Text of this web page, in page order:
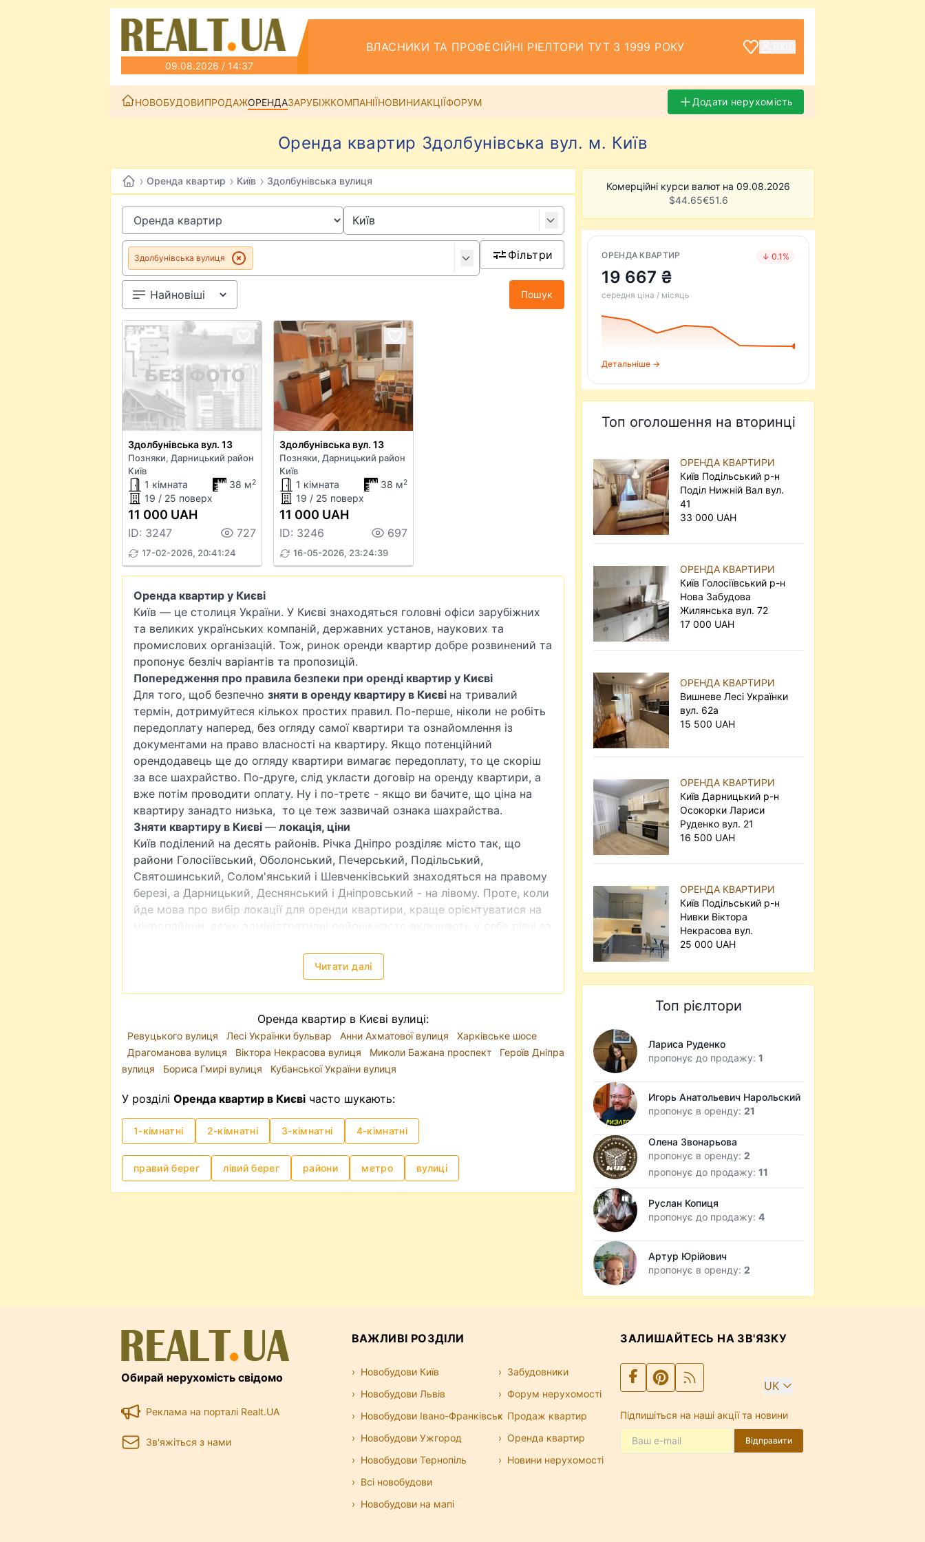
09.08.2026 / 14:37
ВЛАСНИКИ ТА ПРОФЕСІЙНІ РІЕЛТОРИ ТУТ З 1999 РОКУ
НОВОБУДОВИПРОДАЖОРЕНДАЗАРУБІЖКОМПАНІЇНОВИНИАКЦІЇФОРУМ Додати нерухомість
Оренда квартир Здолбунівська вул. м. Київ
› Оренда квартир › Київ › Здолбунівська вулиця
Здолбунівська вулиця Фільтри
Пошук
Здолбунівська вул. 13
Позняки, Дарницький район
Київ
1 кімната 38 м2
19 / 25 поверх
11 000 UAH
ID: 3247 727
17-02-2026, 20:41:24
Здолбунівська вул. 13
Позняки, Дарницький район
Київ
1 кімната 38 м2
19 / 25 поверх
11 000 UAH
ID: 3246 697
16-05-2026, 23:24:39
Оренда квартир у Києві
Київ — це столиця України. У Києві знаходяться головні офіси зарубіжних
та великих українських компаній, державних установ, наукових та
промислових організацій. Тож, ринок оренди квартир добре розвинений та
пропонує безліч варіантів та пропозицій.
Попередження про правила безпеки при оренді квартир у Києві
Для того, щоб безпечно зняти в оренду квартиру в Києві на тривалий
термін, дотримуйтеся кількох простих правил. По-перше, ніколи не робіть
передоплату наперед, без огляду самої квартири та ознайомлення із
документами на право власності на квартиру. Якщо потенційний
орендодавець ще до огляду квартири вимагає передоплату, то це скоріш
за все шахрайство. По-друге, слід укласти договір на оренду квартири, а
вже потім проводити оплату. Ну і по-третє - якщо ви бачите, що ціна на
квартиру занадто низька, то це теж зазвичай ознака шахрайства.
Зняти квартиру в Києві — локація, ціни
Київ поділений на десять районів. Річка Дніпро розділяє місто так, що
райони Голосіївський, Оболонський, Печерський, Подільський,
Святошинський, Солом'янський і Шевченківський знаходяться на правому
березі, а Дарницький, Деснянський і Дніпровський - на лівому. Проте, коли
йде мова про вибір локації для оренди квартири, краще орієнтуватися на
мікрорайони, адже адміністративні райони часто включають у себе різні за
Шевченківський район - це і історичний центр Києва і райони, ближчі до
Ключову роль у інфраструктурі міста відіграє метро. Через затори на
вперше обираєте квартиру для оренди довготривало, то опція з
близькістю до метро - буде в приоритеті.
Ціни на оренду квартир у Києві формує традиційно високий попит, хоча
зараз (2025р.) він трохи змістився в сторону Заходу України, а також
локація та стан квартири. Зняти квартиру у Києві можна на різний смак та
гаманець: як відсносно недорого так і квартиру бізнес чи люкс класу. Так,
ціна може коливатися від 8 тис. грн і до 15-20 тисяч доларів на місяць.
Оренда квартири без посередників недорого
Таке питання виникає доволі часто —зняти квартиру без посередника
справді - чи потрібен посередник, в даному випадку ріелтер, для чого
сплачувати додаткові кошти? Ви можете самостійно знайти квартиру, яка
Читати далі
Оренда квартир в Києві вулиці:
Ревуцького вулиця Лесі Українки бульвар Анни Ахматової вулиця
Харківське шосе
Драгоманова вулиця
Віктора Некрасова вулиця Миколи Бажана проспект
Героїв Дніпра
вулиця
Бориса Гмирі вулиця Кубанської України вулиця
У розділі Оренда квартир в Києві часто шукають:
1-кімнатні 2-кімнатні 3-кімнатні 4-кімнатні
правий берег лівий берег райони метро вулиці
Комерційні курси валют на 09.08.2026
$44.65€51.6
ОРЕНДА КВАРТИР ↓ 0.1%
19 667 ₴
середня ціна / місяць
Детальніше →
Топ оголошення на вторинці
ОРЕНДА КВАРТИРИ
Київ Подільський р-н
Поділ Нижній Вал вул.
41
33 000 UAH
ОРЕНДА КВАРТИРИ
Київ Голосіївський р-н
Нова Забудова
Жилянська вул. 72
17 000 UAH
ОРЕНДА КВАРТИРИ
Вишневе Лесі Українки
вул. 62а
15 500 UAH
ОРЕНДА КВАРТИРИ
Київ Дарницький р-н
Осокорки Лариси
Руденко вул. 21
16 500 UAH
ОРЕНДА КВАРТИРИ
Київ Подільський р-н
Нивки Віктора
Некрасова вул.
25 000 UAH
Топ рієлтори
Лариса Руденко
пропонує до продажу:1
Игорь Анатольевич Нарольский
пропонує в оренду:21
Олена Звонарьова
пропонує в оренду:2
пропонує до продажу:11
Руслан Копиця
пропонує до продажу:4
Артур Юрійович
пропонує в оренду:2
Обирай нерухомість свідомо
Реклама на порталі Realt.UA
Зв'яжіться з нами
ВАЖЛИВІ РОЗДІЛИ
Новобудови Київ
Новобудови Львів
Новобудови Івано-Франківськ
Новобудови Ужгород
Новобудови Тернопіль
Всі новобудови
Новобудови на мапі
Забудовники
Форум нерухомості
Продаж квартир
Оренда квартир
Новини нерухомості
ЗАЛИШАЙТЕСЬ НА ЗВ'ЯЗКУ
UK
Підпишіться на наші акції та новини
Відправити